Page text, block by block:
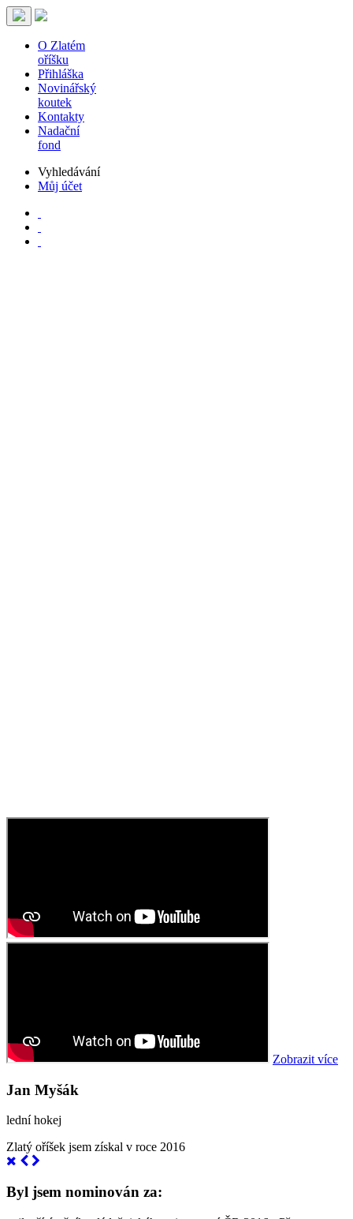
O Zlatém
oříšku
Přihláška
Novinářský
koutek
Kontakty
Nadační
fond
Vyhledávání
Můj účet
Zobrazit více
Jan Myšák
lední hokej
Zlatý oříšek jsem získal v roce 2016
Byl jsem nominován za: